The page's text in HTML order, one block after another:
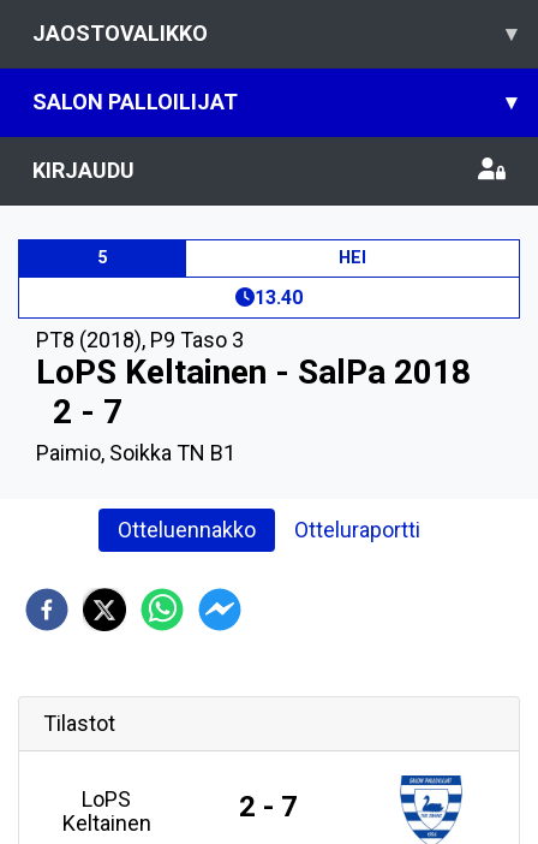
JAOSTOVALIKKO ▾
SALON PALLOILIJAT ▾
KIRJAUDU
5 HEI
13.40
PT8 (2018), P9 Taso 3
LoPS Keltainen - SalPa 2018
2 - 7
Paimio, Soikka TN B1
Otteluennakko Otteluraportti
Tilastot
LoPS
Keltainen
2 - 7